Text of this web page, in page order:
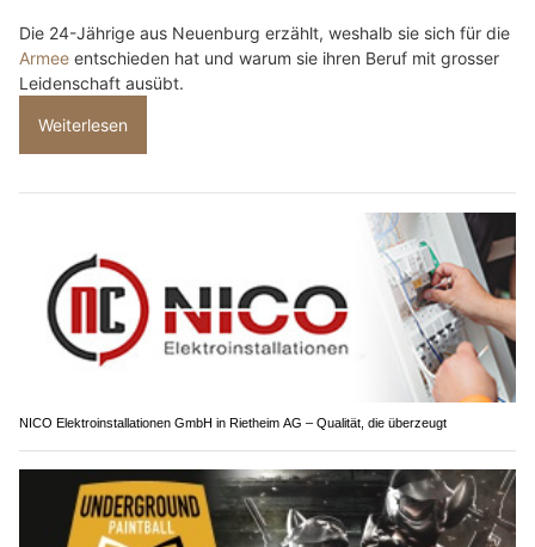
Die 24-Jährige aus Neuenburg erzählt, weshalb sie sich für die
Armee entschieden hat und warum sie ihren Beruf mit grosser
Leidenschaft ausübt.
Weiterlesen
NICO Elektroinstallationen GmbH in Rietheim AG – Qualität, die überzeugt